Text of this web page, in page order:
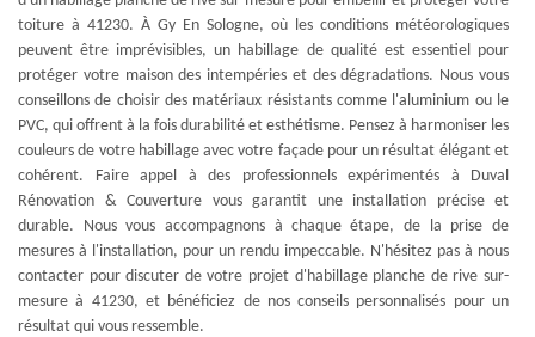
toiture à 41230. À Gy En Sologne, où les conditions météorologiques
peuvent être imprévisibles, un habillage de qualité est essentiel pour
protéger votre maison des intempéries et des dégradations. Nous vous
conseillons de choisir des matériaux résistants comme l'aluminium ou le
PVC, qui offrent à la fois durabilité et esthétisme. Pensez à harmoniser les
couleurs de votre habillage avec votre façade pour un résultat élégant et
cohérent. Faire appel à des professionnels expérimentés à Duval
Rénovation & Couverture vous garantit une installation précise et
durable. Nous vous accompagnons à chaque étape, de la prise de
mesures à l'installation, pour un rendu impeccable. N'hésitez pas à nous
contacter pour discuter de votre projet d'habillage planche de rive sur-
mesure à 41230, et bénéficiez de nos conseils personnalisés pour un
résultat qui vous ressemble.